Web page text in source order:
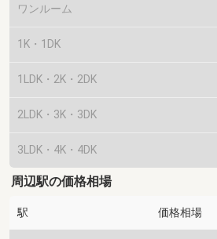
ワンルーム
1K・1DK
1LDK・2K・2DK
2LDK・3K・3DK
3LDK・4K・4DK
周辺駅の価格相場
駅 価格相場